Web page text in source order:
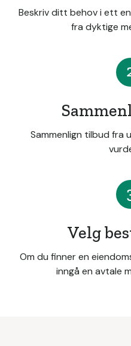
Beskriv ditt behov i ett
fra dyktige
Sammenlign tilbud fra
Velg
Om du finner en
inngå en avtale